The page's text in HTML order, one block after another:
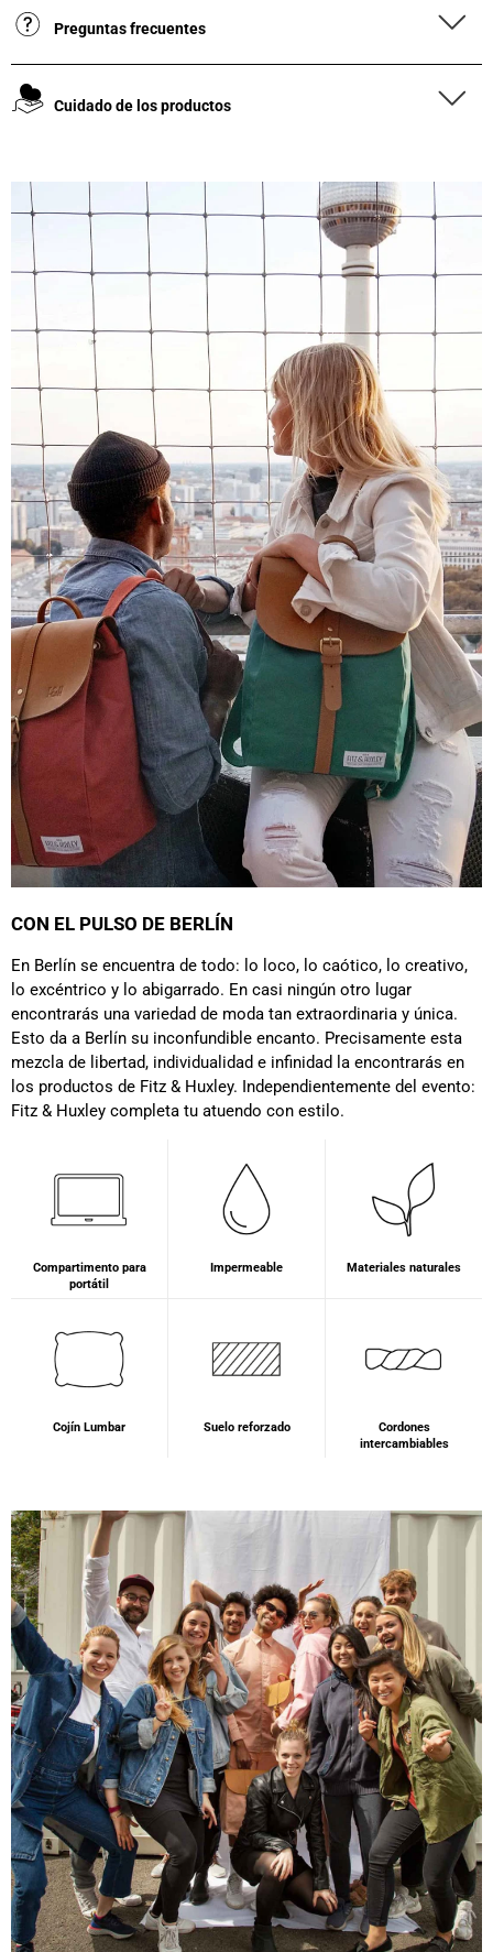
Leer todas las reseñas
Preguntas frecuentes
Cuidado de los productos
CON EL PULSO DE BERLÍN
En Berlín se encuentra de todo: lo loco, lo caótico, lo creativo,
lo excéntrico y lo abigarrado. En casi ningún otro lugar
encontrarás una variedad de moda tan extraordinaria y única.
Esto da a Berlín su inconfundible encanto. Precisamente esta
mezcla de libertad, individualidad e infinidad la encontrarás en
los productos de Fitz & Huxley. Independientemente del evento:
Fitz & Huxley completa tu atuendo con estilo.
Compartimento para
portátil
Impermeable Materiales naturales
Cojín Lumbar Suelo reforzado
Cordones
intercambiables